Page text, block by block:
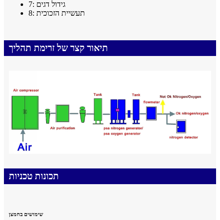
7: גידול דגים
8: תעשיית הזכוכית
תיאור קצר של זרימת תהליך
תכונות טכניות
שימושים בחמצן